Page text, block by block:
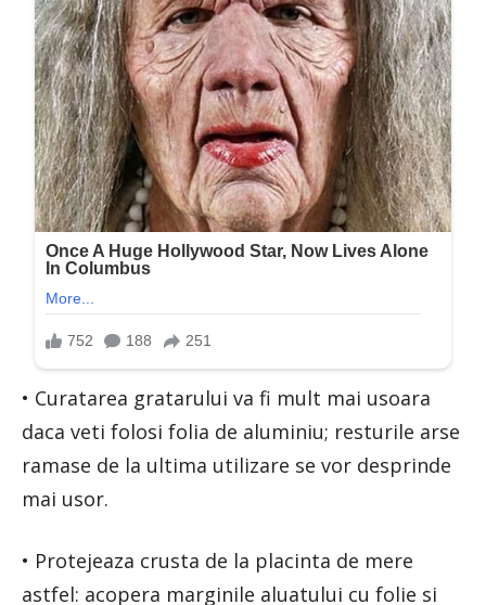
• Curatarea gratarului va fi mult mai usoara
daca veti folosi folia de aluminiu; resturile arse
ramase de la ultima utilizare se vor desprinde
mai usor.
• Protejeaza crusta de la placinta de mere
astfel: acopera marginile aluatului cu folie si